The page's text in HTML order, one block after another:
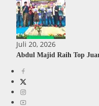
Juli 20, 2026
Abdul Majid Raih Top